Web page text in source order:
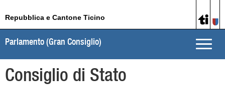
Repubblica e Cantone Ticino
Toggle
Parlamento (Gran Consiglio)
Consiglio di Stato